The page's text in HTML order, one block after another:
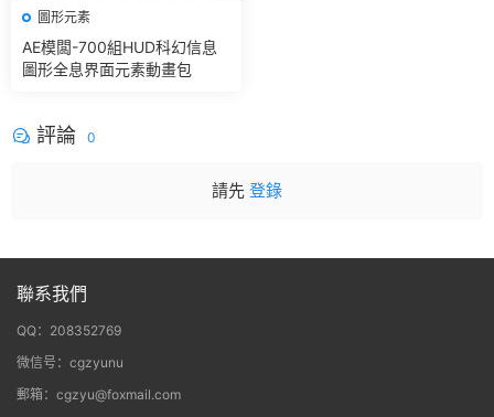
圖形元素
AE模闆-700組HUD科幻信息
圖形全息界面元素動畫包
評論 0
請先 登錄
聯系我們
QQ：208352769
微信号：cgzyunu
郵箱：cgzyu@foxmail.com